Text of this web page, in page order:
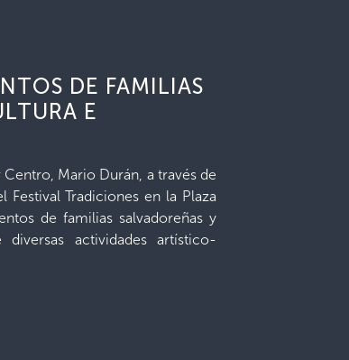
DE FAMILIAS
E
Mario Durán, a través de
Tradiciones en la Plaza
de familias salvadoreñas y
actividades artístico-